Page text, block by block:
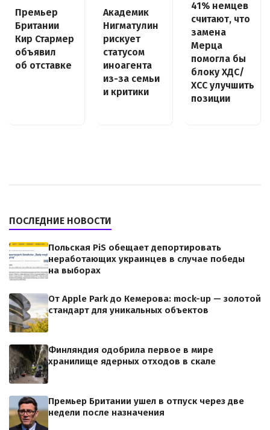
Премьер
Британии
Кир Стармер
объявил
об отставке
Академик
Нигматулин
рискует
статусом
иноагента
из-за семьи
и критики
41% немцев
считают, что
замена
Мерца
помогла бы
блоку ХДС/
ХСС улучшить
позиции
ПОСЛЕДНИЕ НОВОСТИ
Польская PiS обещает депортировать
неработающих украинцев в случае победы
на выборах
От Apple Park до Кемерова: mock-up — золотой
стандарт для уникальных объектов
Финляндия одобрила первое в мире
хранилище ядерных отходов в скале
Премьер Британии ушел в отпуск через две
недели после назначения